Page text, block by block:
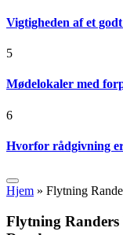
Vigtigheden af et
5
Mødelokaler med
6
Hvorfor rådgivning
Hjem » Flytning
Flytning